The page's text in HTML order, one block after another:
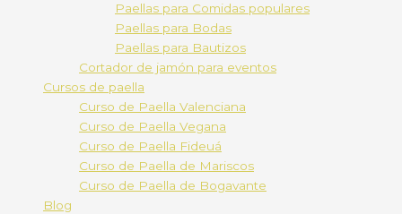
Paellas para Comidas populares
Paellas para Bodas
Paellas para Bautizos
Cortador de jamón para eventos
Cursos de paella
Curso de Paella Valenciana
Curso de Paella Vegana
Curso de Paella Fideuá
Curso de Paella de Mariscos
Curso de Paella de Bogavante
Blog